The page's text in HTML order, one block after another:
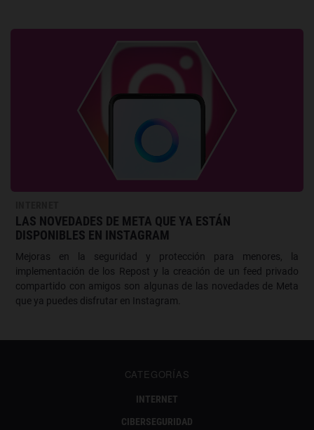
LAS NOVEDADES DE META QUE YA ESTÁN
DISPONIBLES EN INSTAGRAM
Mejoras en la seguridad y protección para menores, la
implementación de los Repost y la creación de un feed privado
compartido con amigos son algunas de las novedades de Meta
que ya puedes disfrutar en Instagram.
CATEGORÍAS
INTERNET
CIBERSEGURIDAD